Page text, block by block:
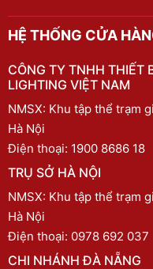
HỆ THỐNG CỬA
CÔNG TY TNHH THIẾT
LIGHTING VIỆT NAM
NMSX: Khu tập thể trạm
Hà Nội
Điện thoại: 1900 8686 18
TRỤ SỞ HÀ NỘI
NMSX: Khu tập thể trạm
Hà Nội
Điện thoại: 0978 692 037
CHI NHÁNH ĐÀ NẴNG